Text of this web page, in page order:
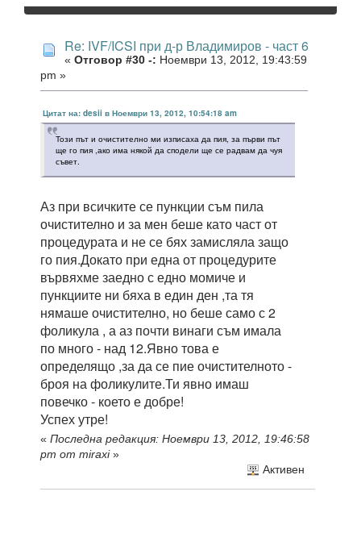
Re: IVF/ICSI при д-р Владимиров - част 6
« Отговор #30 -: Ноември 13, 2012, 19:43:59
pm »
Цитат на: desii в Ноември 13, 2012, 10:54:18 am
Този път и очистително ми изписаха да пия, за първи път
ще го пия ,ако има някой да сподели ще се радвам да чуя
съвет.
Аз при всичките се пункции съм пила
очистително и за мен беше като част от
процедурата и не се бях замисляла защо
го пия.Докато при една от процедурите
вървяхме заедно с едно момиче и
пункциите ни бяха в един ден ,та тя
нямаше очистително, но беше само с 2
фоликула , а аз почти винаги съм имала
по много - над 12.Явно това е
определящо ,за да се пие очистителното -
броя на фоликулите.Ти явно имаш
повечко - което е добре!
Успех утре!
« Последна редакция: Ноември 13, 2012, 19:46:58
pm от miraxi»
Активен